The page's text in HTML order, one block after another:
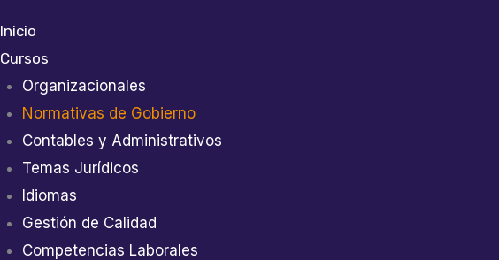
Inicio
Cursos
Organizacionales
Normativas de Gobierno
Contables y Administrativos
Temas Jurídicos
Idiomas
Gestión de Calidad
Competencias Laborales